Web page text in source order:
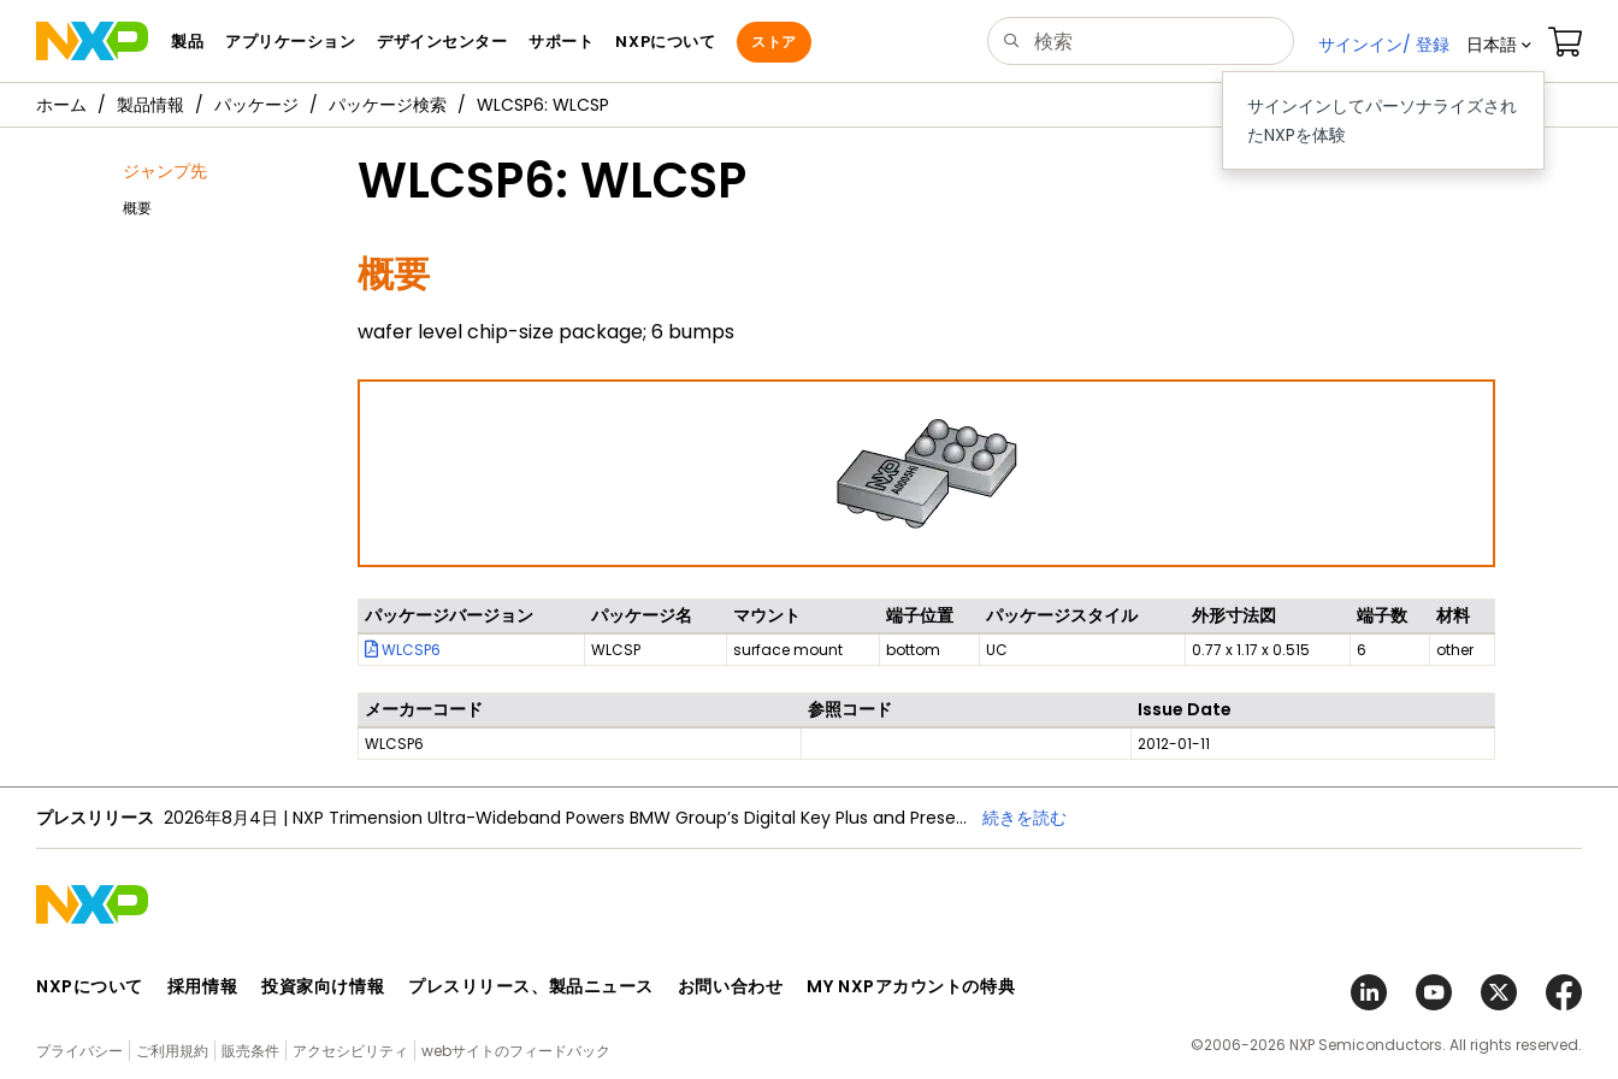
製品 アプリケーション デザインセンター サポート NXPについて ストア サインイン/ 登録
サインインしてパーソナライズされ
たNXPを体験
日本語
製品情報 パッケージ パッケージ検索 WLCSP6: WLCSP
ジャンプ先
概要 WLCSP6: WLCSP
概要
wafer level chip-size package; 6 bumps
パッケージバージョン パッケージ名 マウント 端子位置 パッケージスタイル 外形寸法図 端子数 材料
WLCSP6 WLCSP surface mount bottom UC 0.77 x 1.17 x 0.515 6 other
メーカーコード 参照コード Issue Date
WLCSP6 2012-01-11
プレスリリース 2026年8月4日 | NXP Trimension Ultra-Wideband Powers BMW Group’s Digital Key Plus and Presence Detection 続きを読む
NXPについて 採用情報 投資家向け情報 プレスリリース、製品ニュース お問い合わせ MY NXPアカウントの特典
プライバシー ご利用規約 販売条件 アクセシビリティ webサイトのフィードバック ©2006-2026 NXP Semiconductors. All rights reserved.